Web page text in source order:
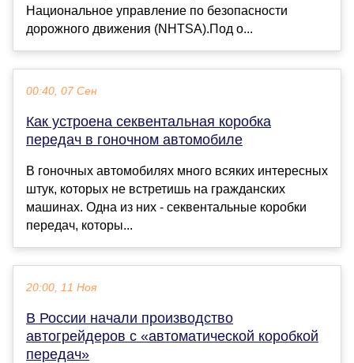
Национальное управление по безопасности
дорожного движения (NHTSA).Под о...
00:40, 07 Сен
Как устроена секвентальная коробка
передач в гоночном автомобиле
В гоночных автомобилях много всяких интересных
штук, которых не встретишь на гражданских
машинах. Одна из них - секвентальные коробки
передач, которы...
20:00, 11 Ноя
В России начали производство
автогрейдеров с «автоматической коробкой
передач»